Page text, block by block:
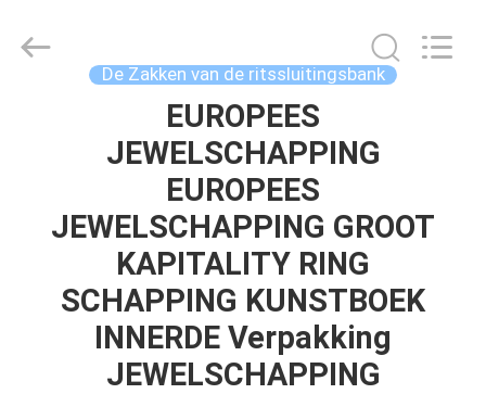
PRODUCTEN
ONGEVEER
FABRIEKSREIS
Group
Limited.
De Zakken van de ritssluitingsbank
EUROPEES
JEWELSCHAPPING
EUROPEES
JEWELSCHAPPING GROOT
KAPITALITY RING
SCHAPPING KUNSTBOEK
INNERDE Verpakking
JEWELSCHAPPING